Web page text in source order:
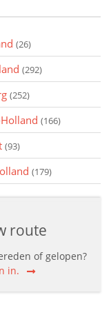
(26)
(292)
(252)
(166)
(93)
(179)
route
of gelopen?
in.